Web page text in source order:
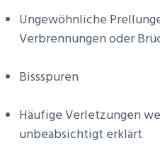
Ungewöhnliche
Verbrennungen oder
Bissspuren
Häufige Verletzungen
unbeabsichtigt erklärt